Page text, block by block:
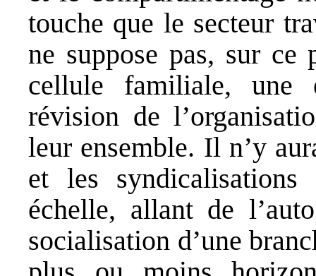
touche que le secteur
ne suppose pas, sur
cellule familiale, une
révision de
leur ensemble. Il n’y
et les
échelle, allant de
socialisation d’une